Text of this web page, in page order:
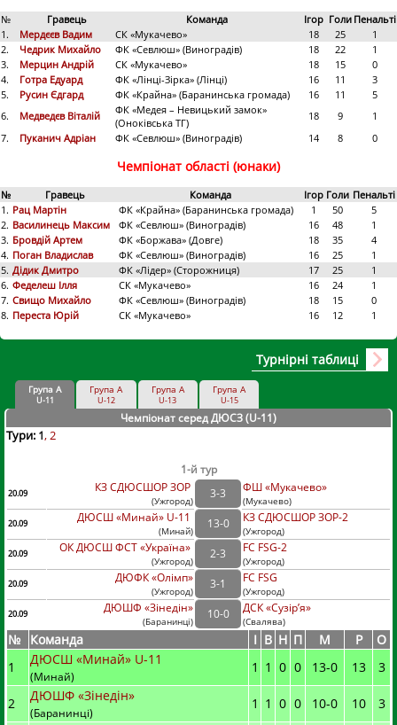
№ Гравець Команда Ігор Голи Пенальті
1.
Мердєєв Вадим СК «Мукачево» 18 25
1
2.
Чедрик Михайло ФК «Севлюш» (Виноградів) 18 22
1
3.
Мерцин Андрій СК «Мукачево» 18 15
0
4.
Готра Едуард ФК «Лінці-Зірка» (Лінці) 16 11
3
5.
Русин Єдгард ФК «Крайна» (Баранинська громада) 16 11
5
6.
Медведєв Віталій
ФК «Медея – Невицький замок»
(Оноківська ТГ)
18 9
1
7.
Пуканич Адріан ФК «Севлюш» (Виноградів) 14 8 0
Чемпіонат області (юнаки)
№ Гравець Команда Ігор Голи Пенальті
1. Рац Мартін ФК «Крайна» (Баранинська громада) 1 50
5
2. Василинець Максим ФК «Севлюш» (Виноградів) 16 48
1
3. Бровдій Артем ФК «Боржава» (Довге) 18 35
4
4. Поган Владислав ФК «Севлюш» (Виноградів) 16 25
1
5. Дідик Дмитро ФК «Лідер» (Сторожниця) 17 25
1
6. Феделеш Ілля СК «Мукачево» 16 24
1
7. Свищо Михайло ФК «Севлюш» (Виноградів) 18 15
0
8. Переста Юрій СК «Мукачево» 16 12 1
Турнірні таблиці
Група А
U-11
Група А
U-12
Група А
U-13
Група А
U-15
Чемпіонат серед ДЮСЗ (U-11)
Тури: 1 2
1-й тур
20.09 КЗ СДЮСШОР ЗОР
(Ужгород)
3-3 ФШ «Мукачево»
(Мукачево)
20.09
ДЮСШ «Минай» U-11
(Минай)
13-0 КЗ СДЮСШОР ЗОР-2
(Ужгород)
20.09
ОК ДЮСШ ФСТ «Україна»
(Ужгород)
2-3 FC FSG-2
(Ужгород)
20.09
ДЮФК «Олімп»
(Ужгород)
3-1 FC FSG
(Ужгород)
20.09
ДЮШФ «Зінедін»
(Баранинці)
10-0 ДСК «Сузір’я»
(Свалява)
№ Команда I В Н П М Р
О
1
ДЮСШ «Минай» U-11
(Минай)
1 1 0 0 13-0 13 3
2 ДЮШФ «Зінедін»
(Баранинці)
1 1 0 0 10-0 10
3